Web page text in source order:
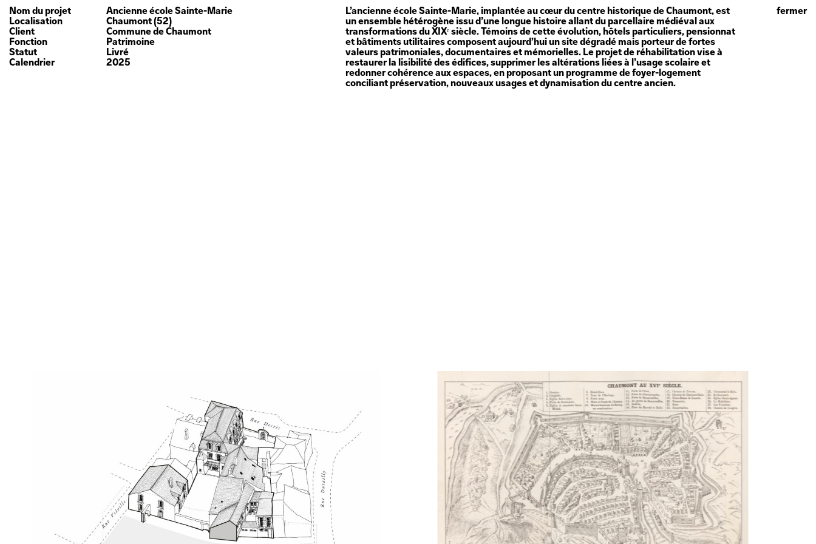
Nom du projet
Ancienne école Sainte-Marie
Localisation
Chaumont (52)
Client
Commune de Chaumont
Fonction
Patrimoine
Statut
Livré
Calendrier
2025
L’ancienne école Sainte-Marie, implantée au cœur du centre historique de Chaumont, est
un ensemble hétérogène issu d’une longue histoire allant du parcellaire médiéval aux
transformations du XIXᵉ siècle. Témoins de cette évolution, hôtels particuliers, pensionnat
et bâtiments utilitaires composent aujourd’hui un site dégradé mais porteur de fortes
valeurs patrimoniales, documentaires et mémorielles. Le projet de réhabilitation vise à
restaurer la lisibilité des édifices, supprimer les altérations liées à l’usage scolaire et
redonner cohérence aux espaces, en proposant un programme de foyer-logement
conciliant préservation, nouveaux usages et dynamisation du centre ancien.
fermer